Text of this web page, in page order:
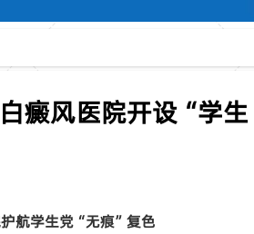
癜风医院开设“学生
航学生党“无痕”复色